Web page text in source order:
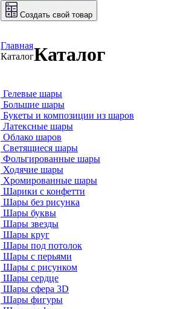
Создать свой товар
Главная
КаталогКаталог
Гелевые шары
Большие шары
Букеты и композиции из шаров
Латексные шары
Облако шаров
Светящиеся шары
Фольгированные шары
Ходячие шары
Хромированные шары
Шарики с конфетти
Шары без рисунка
Шары буквы
Шары звезды
Шары круг
Шары под потолок
Шары с перьями
Шары с рисунком
Шары сердце
Шары сфера 3D
Шары фигуры